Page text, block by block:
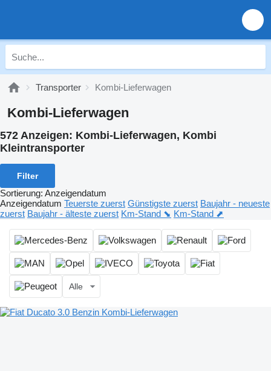
Transporter Kombi-Lieferwagen
Kombi-Lieferwagen
572 Anzeigen: Kombi-Lieferwagen, Kombi
Kleintransporter
Filter
Sortierung: Anzeigendatum
Anzeigendatum Teuerste zuerst Günstigste zuerst Baujahr - neueste
zuerst Baujahr - älteste zuerst Km-Stand ⬊ Km-Stand ⬈
Alle